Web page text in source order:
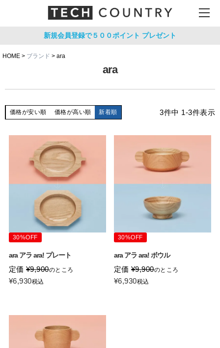
新規会員登録で５００ポイント プレゼント
HOME ブランド ara
ara
価格が安い順 価格が高い順 新着順 3件中 1-3件表示
30%OFF
ara アラ ara! プレート
定価 ¥9,900のところ
¥6,930税込
30%OFF
ara アラ ara! ボウル
定価 ¥9,900のところ
¥6,930税込